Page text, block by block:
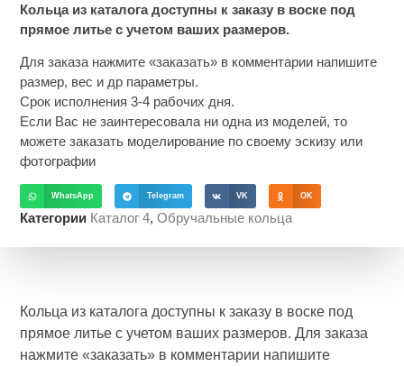
Кольца из каталога доступны к заказу в воске под
прямое литье с учетом ваших размеров.
Для заказа нажмите «заказать» в комментарии напишите
размер, вес и др параметры.
Срок исполнения 3-4 рабочих дня.
Если Вас не заинтересовала ни одна из моделей, то
можете заказать моделирование по своему эскизу или
фотографии
WhatsApp Telegram VK OK
Категории Каталог 4,Обручальные кольца
Кольца из каталога доступны к заказу в воске под
прямое литье с учетом ваших размеров. Для заказа
нажмите «заказать» в комментарии напишите